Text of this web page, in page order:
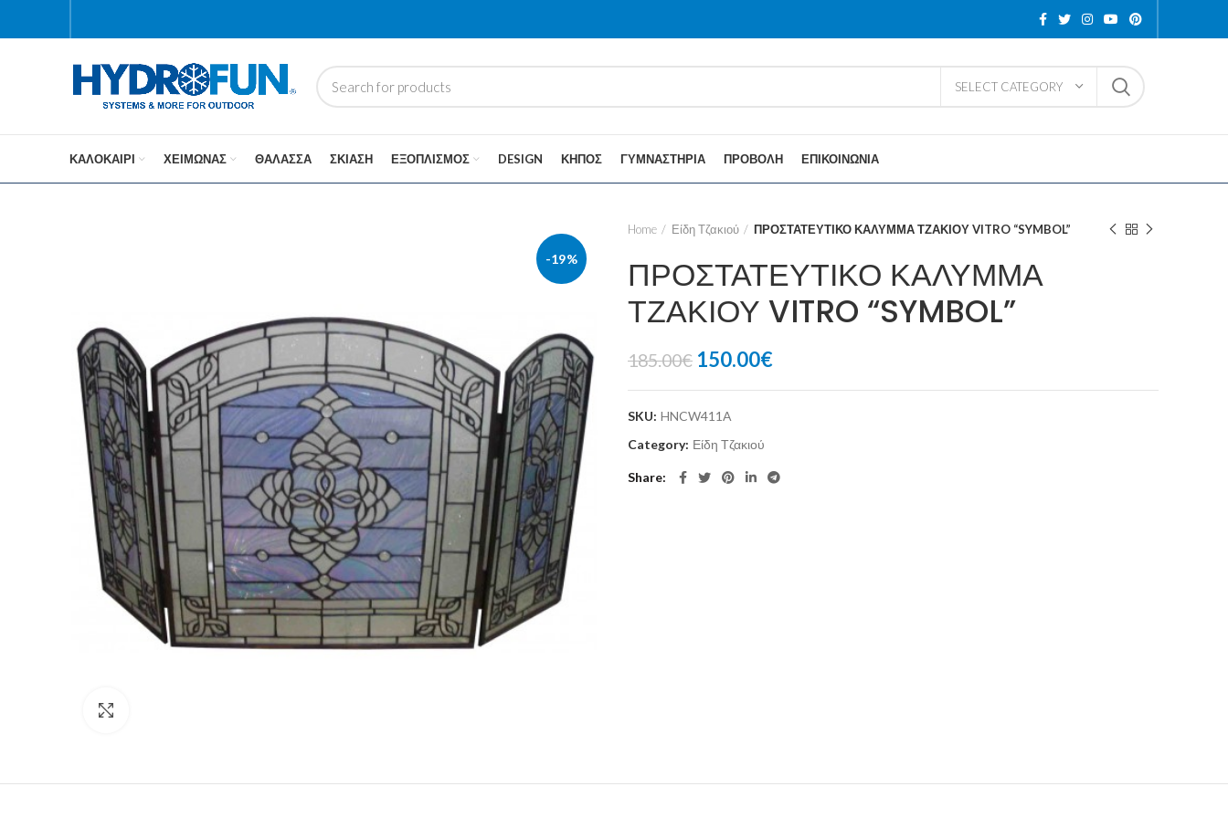
SELECT CATEGORY
ΚΑΛΟΚΑΊΡΙ ΧΕΙΜΏΝΑΣ ΘΆΛΑΣΣΑ ΣΚΊΑΣΗ ΕΞΟΠΛΙΣΜΌΣ DESIGN ΚΉΠΟΣ ΓΥΜΝΑΣΤΉΡΙΑ ΠΡΟΒΟΛΉ ΕΠΙΚΟΙΝΩΝΙΑ
-19%
Home Είδη Τζακιού ΠΡΟΣΤΑΤΕΥΤΙΚΟ ΚΑΛΥΜΜΑ ΤΖΑΚΙΟΥ VITRO “SYMBOL”
ΠΡΟΣΤΑΤΕΥΤΙΚΟ ΚΑΛΥΜΜΑ
ΤΖΑΚΙΟΥ VITRO “SYMBOL”
185.00€ 150.00€
SKU: HNCW411A
Category: Είδη Τζακιού
Share